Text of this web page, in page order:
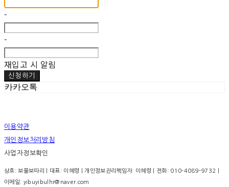
-
-
재입고 시 알림
신청하기
카카오톡
이용약관
개인정보처리방침
사업자정보확인
상호: 보물보따리 | 대표: 이혜령 | 개인정보관리책임자: 이혜령 | 전화: 010-4089-9732 |
이메일: yibuyibulhr@naver.com